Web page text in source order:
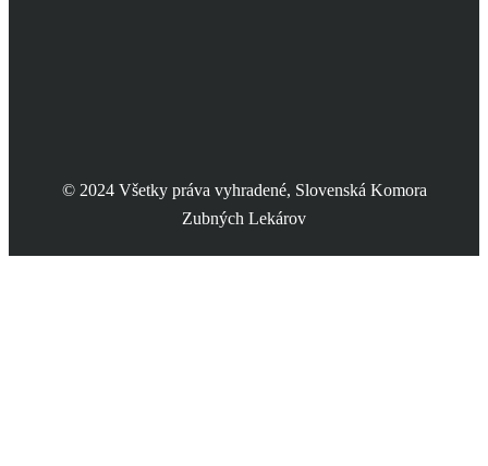
© 2024 Všetky práva vyhradené, Slovenská Komora
Zubných Lekárov